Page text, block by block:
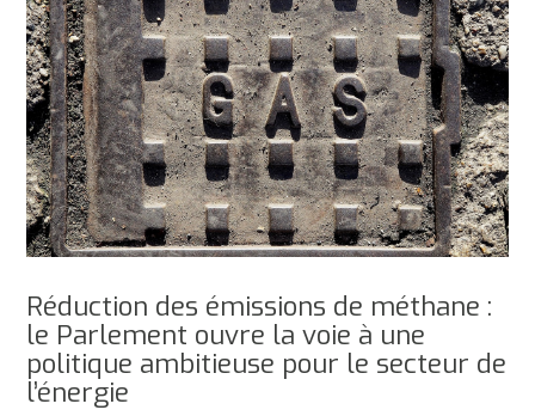
Réduction des émissions de méthane :
le Parlement ouvre la voie à une
politique ambitieuse pour le secteur de
l’énergie